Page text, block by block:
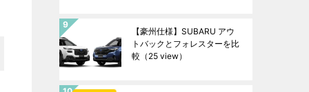
【豪州仕様】SUBARU アウ
トバックとフォレスターを比
較 （25 view）